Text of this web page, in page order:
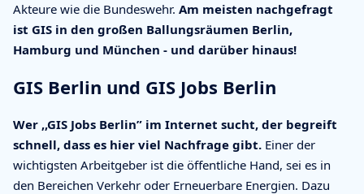
Akteure wie die Bundeswehr. Am meisten nachgefragt
ist GIS in den großen Ballungsräumen Berlin,
Hamburg und München - und darüber hinaus!
GIS Berlin und GIS Jobs Berlin
Wer ,,GIS Jobs Berlin” im Internet sucht, der begreift
schnell, dass es hier viel Nachfrage gibt. Einer der
wichtigsten Arbeitgeber ist die öffentliche Hand, sei es in
den Bereichen Verkehr oder Erneuerbare Energien. Dazu